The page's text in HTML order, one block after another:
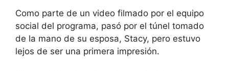
Como parte de un video filmado por el equipo
social del programa, pasó por el túnel tomado
de la mano de su esposa, Stacy, pero estuvo
lejos de ser una primera impresión.